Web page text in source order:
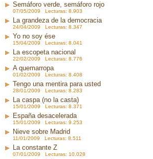
Semáforo verde, semáforo rojo
07/05/2009 Lecturas: 8.903
La grandeza de la democracia
24/04/2009 Lecturas: 8.347
Yo no soy ése
15/04/2009 Lecturas: 8.041
La escopeta nacional
22/02/2009 Lecturas: 8.776
A quemarropa
01/02/2009 Lecturas: 8.408
Tengo una mentira para usted
28/01/2009 Lecturas: 8.283
La caspa (no la casta)
15/01/2009 Lecturas: 8.371
España desacelerada
15/01/2009 Lecturas: 9.253
Nieve sobre Madrid
11/01/2009 Lecturas: 8.511
La constante Z
07/01/2009 Lecturas: 10.028